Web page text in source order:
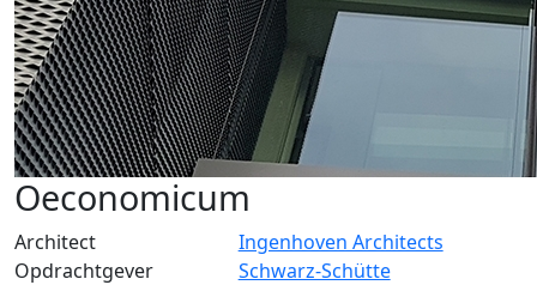
Oeconomicum
Architect
Ingenhoven Architects
Opdrachtgever
Schwarz-Schütte